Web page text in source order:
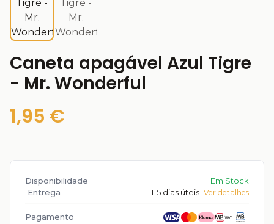
Caneta apagável Azul Tigre
- Mr. Wonderful
1,95 €
Disponibilidade
Em Stock
Entrega
1-5 dias úteis Ver detalhes
Pagamento